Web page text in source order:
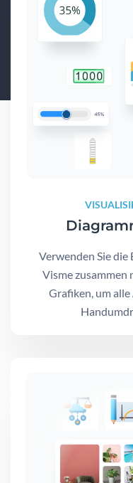
Verwenden Sie
Visme zusammen
Grafiken, um